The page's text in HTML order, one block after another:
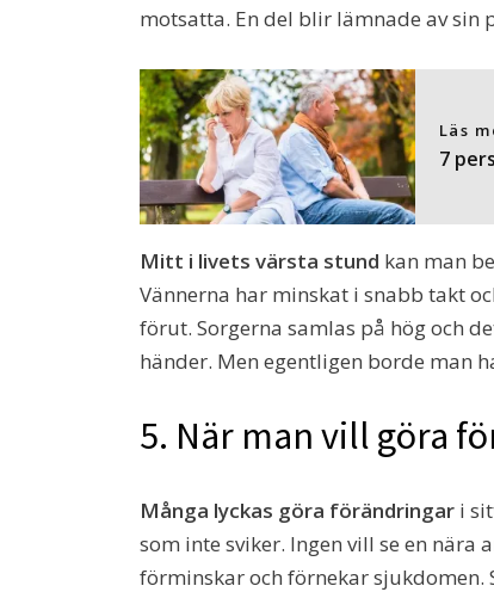
motsatta. En del blir lämnade av sin
Läs
7
Mitt i livets värsta stund kan man
Vännerna har minskat i snabb takt
förut. Sorgerna samlas på hög och
händer. Men egentligen borde man
5. När man vill göra
Många lyckas göra förändringar i
som inte sviker. Ingen vill se en
förminskar och förnekar